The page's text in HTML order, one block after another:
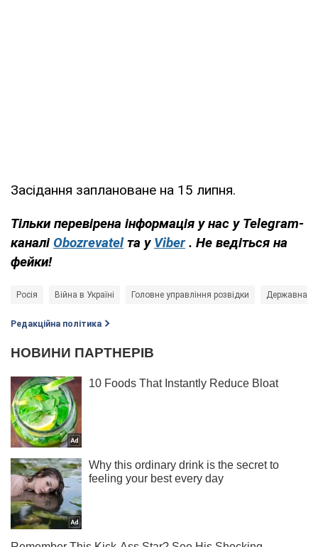
Засідання заплановане на 15 липня.
Тільки перевірена інформація у нас у Telegram-
каналі Obozrevatel та у Viber . Не ведіться на
фейки!
Росія Війна в Україні Головне управління розвідки Державна
Редакційна політика